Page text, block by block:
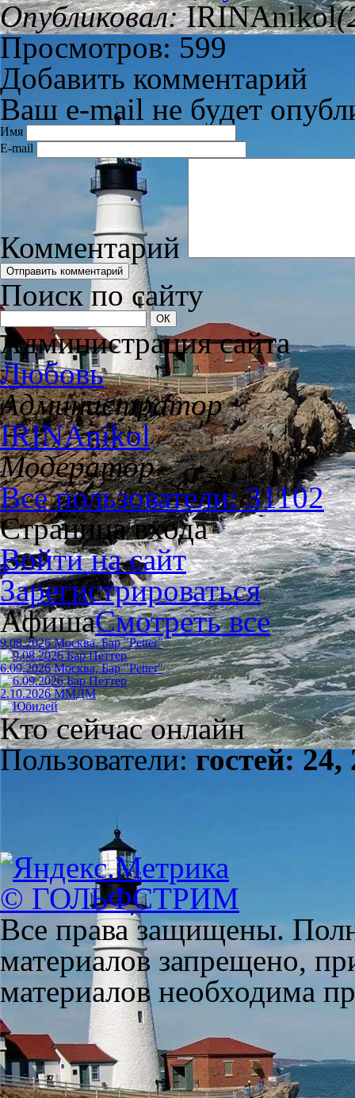
Опубликовал:IRINAnikol
Просмотров: 599
Добавить комментарий
Ваш e-mail не будет
Имя
E-mail
Комментарий
Поиск по сайту
Администрация сайта
Любовь
Администратор
IRINAnikol
Модератор
Все пользователи: 31102
Страница входа
Войти на сайт
Зарегистрироваться
АфишаСмотреть все
9.08.2026 Москва, Бар "Petter"
6.09.2026 Москва, Бар "Petter"
2.10.2026 ММДМ
Кто сейчас онлайн
Пользователи:гостей: 24,
© ГОЛЬФСТРИМ
Все права защищены.
материалов запрещено,
материалов необходима